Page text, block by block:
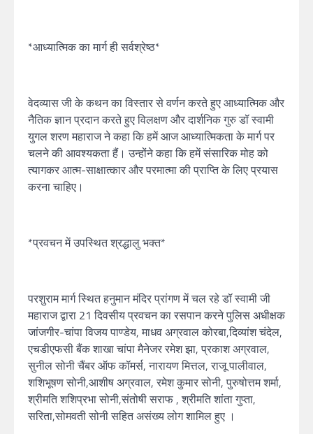
*आध्यात्मिक का मार्ग ही सर्वश्रेष्ठ*
वेदव्यास जी के कथन का विस्तार से वर्णन करते हुए आध्यात्मिक और
नैतिक ज्ञान प्रदान करते हुए विलक्षण और दार्शनिक गुरु डॉ स्वामी
युगल शरण महाराज ने कहा कि हमें आज आध्यात्मिकता के मार्ग पर
चलने की आवश्यकता हैं। उन्होंने कहा कि हमें संसारिक मोह को
त्यागकर आत्म-साक्षात्कार और परमात्मा की प्राप्ति के लिए प्रयास
करना चाहिए।
*प्रवचन में उपस्थित श्रद्धालु भक्त*
परशुराम मार्ग स्थित हनुमान मंदिर प्रांगण में चल रहे डॉ स्वामी जी
महाराज द्वारा 21 दिवसीय प्रवचन का रसपान करने पुलिस अधीक्षक
जांजगीर-चांपा विजय पाण्डेय, माधव अग्रवाल कोरबा,दिव्यांश चंदेल,
एचडीएफसी बैंक शाखा चांपा मैनेजर रमेश झा, प्रकाश अग्रवाल,
सुनील सोनी चैंबर ऑफ कॉमर्स, नारायण मित्तल, राजू पालीवाल,
शशिभूषण सोनी,आशीष अग्रवाल, रमेश कुमार सोनी, पुरुषोत्तम शर्मा,
श्रीमति शशिप्रभा सोनी,संतोषी सराफ , श्रीमति शांता गुप्ता,
सरिता,सोमवती सोनी सहित असंख्य लोग शामिल हुए ।